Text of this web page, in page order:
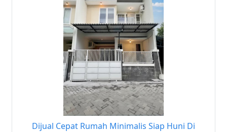
Dijual Cepat Rumah Minimalis Siap Huni Di